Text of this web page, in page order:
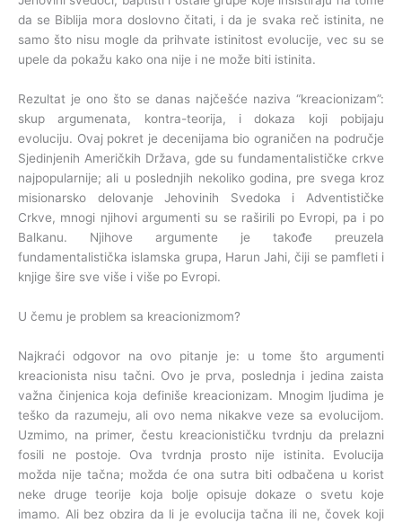
da se Biblija mora doslovno čitati, i da je svaka reč istinita, ne
samo što nisu mogle da prihvate istinitost evolucije, vec su se
upele da pokažu kako ona nije i ne može biti istinita.
Rezultat je ono što se danas najčešće naziva “kreacionizam”:
skup argumenata, kontra-teorija, i dokaza koji pobijaju
evoluciju. Ovaj pokret je decenijama bio ograničen na područje
Sjedinjenih Američkih Država, gde su fundamentalističke crkve
najpopularnije; ali u poslednjih nekoliko godina, pre svega kroz
misionarsko delovanje Jehovinih Svedoka i Adventističke
Crkve, mnogi njihovi argumenti su se raširili po Evropi, pa i po
Balkanu. Njihove argumente je takođe preuzela
fundamentalistička islamska grupa, Harun Jahi, čiji se pamfleti i
knjige šire sve više i više po Evropi.
U čemu je problem sa kreacionizmom?
Najkraći odgovor na ovo pitanje je: u tome što argumenti
kreacionista nisu tačni. Ovo je prva, poslednja i jedina zaista
važna činjenica koja definiše kreacionizam. Mnogim ljudima je
teško da razumeju, ali ovo nema nikakve veze sa evolucijom.
Uzmimo, na primer, čestu kreacionističku tvrdnju da prelazni
fosili ne postoje. Ova tvrdnja prosto nije istinita. Evolucija
možda nije tačna; možda će ona sutra biti odbačena u korist
neke druge teorije koja bolje opisuje dokaze o svetu koje
imamo. Ali bez obzira da li je evolucija tačna ili ne, čovek koji